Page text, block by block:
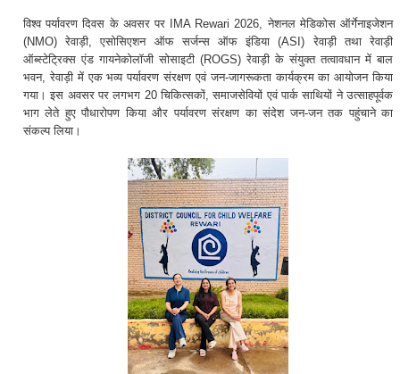
विश्व पर्यावरण दिवस के अवसर पर IMA Rewari 2026, नेशनल मेडिकोस ऑर्गेनाइजेशन
(NMO) रेवाड़ी, एसोसिएशन ऑफ सर्जन्स ऑफ इंडिया (ASI) रेवाड़ी तथा रेवाड़ी
ऑब्स्टेट्रिक्स एंड गायनेकोलॉजी सोसाइटी (ROGS) रेवाड़ी के संयुक्त तत्वावधान में बाल
भवन, रेवाड़ी में एक भव्य पर्यावरण संरक्षण एवं जन-जागरूकता कार्यक्रम का आयोजन किया
गया। इस अवसर पर लगभग 20 चिकित्सकों, समाजसेवियों एवं पार्क साथियों ने उत्साहपूर्वक
भाग लेते हुए पौधारोपण किया और पर्यावरण संरक्षण का संदेश जन-जन तक पहुंचाने का
संकल्प लिया।